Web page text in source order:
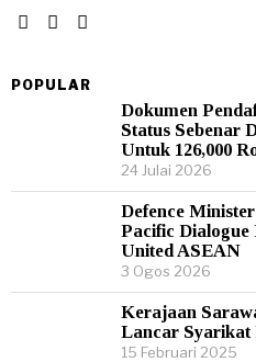
POPULAR
Dokumen
Status Sebenar
Untuk 126,000
24 Julai 2026
Defence
Pacific Dialogue
United ASEAN
3 Ogos 2026
Kerajaan
Lancar Syarikat
15 Februari 2025